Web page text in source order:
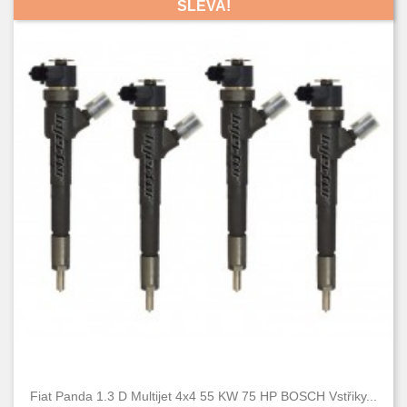
Fiat Panda 1.3 D Multijet 4x4 55 KW 75 HP BOSCH Vstřiky...
SLEVA!